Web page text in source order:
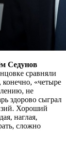
Седунов
сравняли
конечно, «четыре
не
здорово сыграл
Хороший
наглая,
сложно